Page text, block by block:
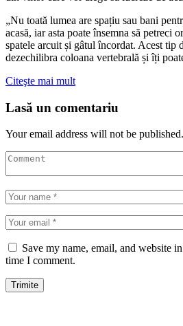
„Nu toată lumea are spațiu sau bani
acasă, iar asta poate însemna să petreci
spatele arcuit și gâtul încordat. Acest tip
dezechilibra coloana vertebrală și îți
Citeşte mai mult
Lasă un comentariu
Your email address will not be published.
Save my name, email, and website
time I comment.